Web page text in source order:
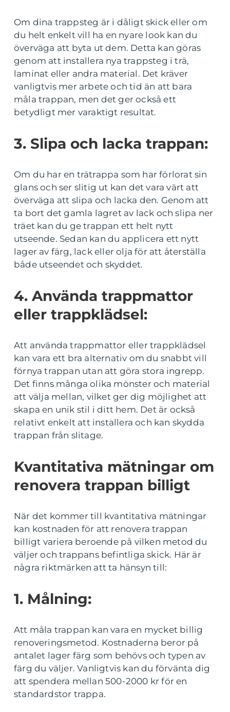
Om dina trappsteg är i dåligt skick eller om
du helt enkelt vill ha en nyare look kan du
överväga att byta ut dem. Detta kan göras
genom att installera nya trappsteg i trä,
laminat eller andra material. Det kräver
vanligtvis mer arbete och tid än att bara
måla trappan, men det ger också ett
betydligt mer varaktigt resultat.
3. Slipa och lacka trappan:
Om du har en trätrappa som har förlorat sin
glans och ser slitig ut kan det vara värt att
överväga att slipa och lacka den. Genom att
ta bort det gamla lagret av lack och slipa ner
träet kan du ge trappan ett helt nytt
utseende. Sedan kan du applicera ett nytt
lager av färg, lack eller olja för att återställa
både utseendet och skyddet.
4. Använda trappmattor
eller trappklädsel:
Att använda trappmattor eller trappklädsel
kan vara ett bra alternativ om du snabbt vill
förnya trappan utan att göra stora ingrepp.
Det finns många olika mönster och material
att välja mellan, vilket ger dig möjlighet att
skapa en unik stil i ditt hem. Det är också
relativt enkelt att installera och kan skydda
trappan från slitage.
Kvantitativa mätningar om
renovera trappan billigt
När det kommer till kvantitativa mätningar
kan kostnaden för att renovera trappan
billigt variera beroende på vilken metod du
väljer och trappans befintliga skick. Här är
några riktmärken att ta hänsyn till:
1. Målning:
Att måla trappan kan vara en mycket billig
renoveringsmetod. Kostnaderna beror på
antalet lager färg som behövs och typen av
färg du väljer. Vanligtvis kan du förvänta dig
att spendera mellan 500-2000 kr för en
standardstor trappa.